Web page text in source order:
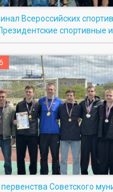
Всероссийских
спортивные
Советского